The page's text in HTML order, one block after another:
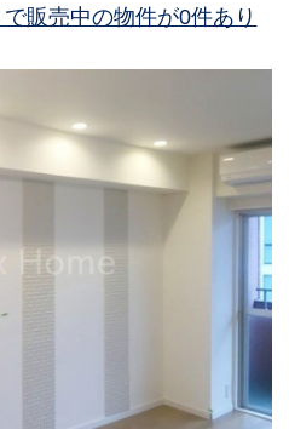
で販売中の物件が0件あり